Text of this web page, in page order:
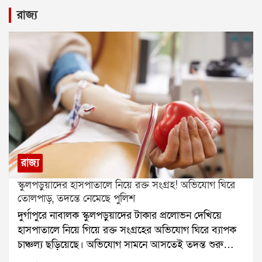
রাজ্য
রাজ্য
স্কুলপড়ুয়াদের হাসপাতালে নিয়ে রক্ত সংগ্রহ! অভিযোগ ঘিরে
তোলপাড়, তদন্তে নেমেছে পুলিশ
দুর্গাপুরে নাবালক স্কুলপড়ুয়াদের টাকার প্রলোভন দেখিয়ে
হাসপাতালে নিয়ে গিয়ে রক্ত সংগ্রহের অভিযোগ ঘিরে ব্যাপক
চাঞ্চল্য ছড়িয়েছে। অভিযোগ সামনে আসতেই তদন্ত শুরু